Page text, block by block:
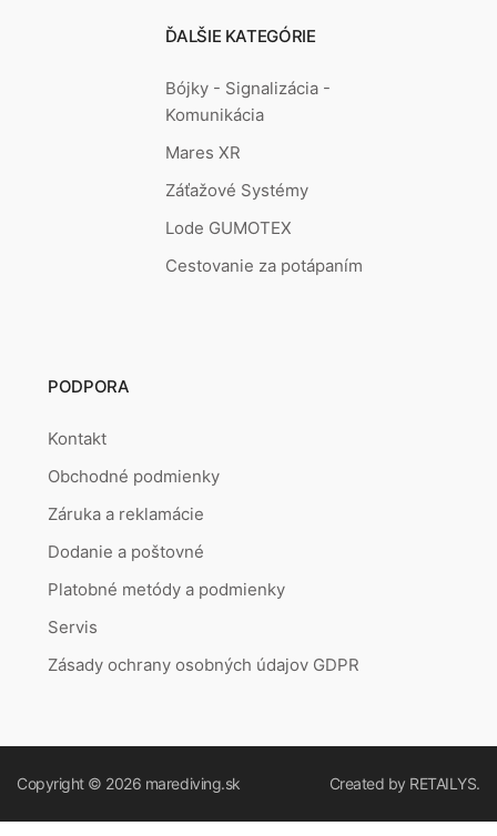
ĎALŠIE KATEGÓRIE
Bójky - Signalizácia -
Komunikácia
Mares XR
Záťažové Systémy
Lode GUMOTEX
Cestovanie za potápaním
PODPORA
Kontakt
Obchodné podmienky
Záruka a reklamácie
Dodanie a poštovné
Platobné metódy a podmienky
Servis
Zásady ochrany osobných údajov GDPR
Copyright © 2026 marediving.sk Created by RETAILYS.